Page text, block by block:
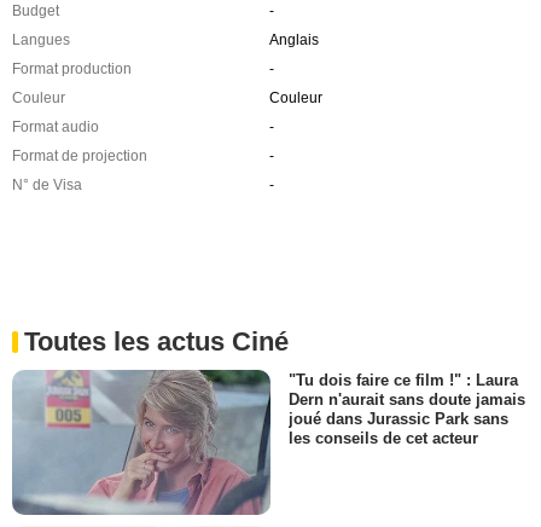
Budget
-
Langues
Anglais
Format production
-
Couleur
Couleur
Format audio
-
Format de projection
-
N° de Visa
-
Toutes les actus Ciné
"Tu dois faire ce film !" : Laura
Dern n'aurait sans doute jamais
joué dans Jurassic Park sans
les conseils de cet acteur